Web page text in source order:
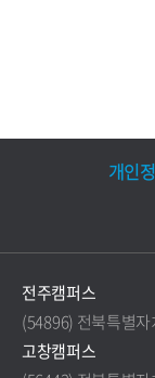
개인
전주캠퍼스
(54896) 전북특별
고창캠퍼스